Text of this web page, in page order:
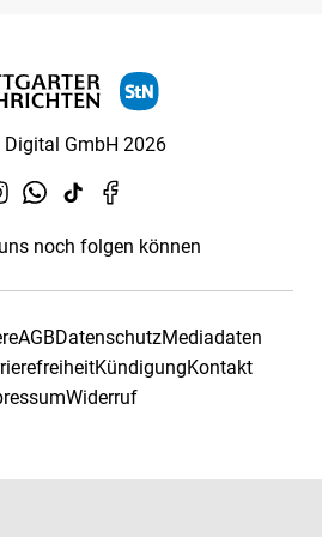
GmbH 2026
noch folgen können
AGBDatenschutzMediadaten
KündigungKontakt
Widerruf